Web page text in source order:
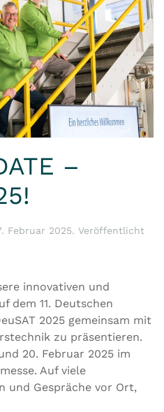
–
Februar 2025. Veröffentlicht
innovativen und
dem 11. Deutschen
2025 gemeinsam mit
zu präsentieren.
20. Februar 2025 im
Auf viele
und Gespräche vor Ort,